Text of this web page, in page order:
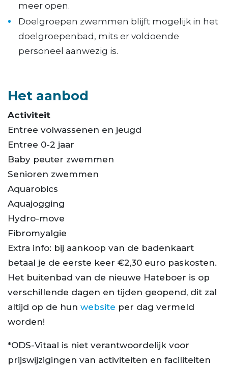
meer open.
Doelgroepen zwemmen blijft mogelijk in het
doelgroepenbad, mits er voldoende
personeel aanwezig is.
Het aanbod
Activiteit
Entree volwassenen en jeugd
Entree 0-2 jaar
Baby peuter zwemmen
Senioren zwemmen
Aquarobics
Aquajogging
Hydro-move
Fibromyalgie
Extra info: bij aankoop van de badenkaart
betaal je de eerste keer €2,30 euro paskosten.
Het buitenbad van de nieuwe Hateboer is op
verschillende dagen en tijden geopend, dit zal
altijd op de hun website per dag vermeld
worden!
*ODS-Vitaal is niet verantwoordelijk voor
prijswijzigingen van activiteiten en faciliteiten